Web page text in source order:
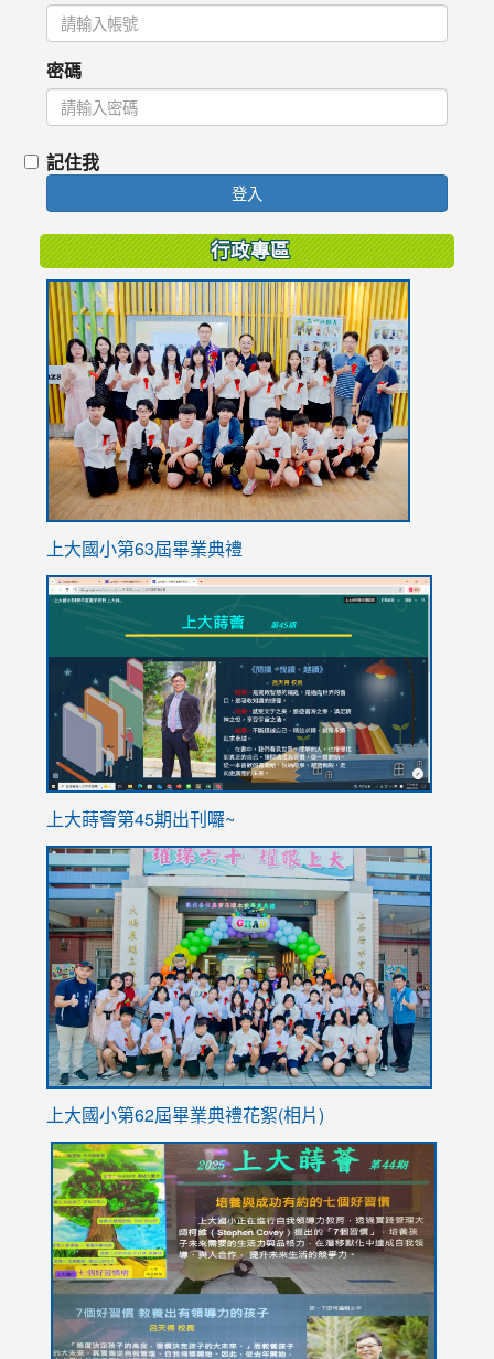
密碼
記住我
登入
行政專區
上大國小第63屆畢業典禮
link
ink
https://sites.google.com/stes.tyc.edu.tw/
上大蒔薈第45期出刊囉~
上大國小第62屆畢業典禮花絮(相片)
link
to
https://drive.google.com/file/d/1I-
YfDQppRvyMk686kIw6SBbssEIZ6WnT/view?
usp=sharing
link
to
https://sites.google.com/stes.tyc.edu.tw/